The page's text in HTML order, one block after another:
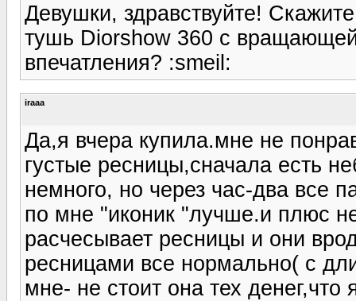
Девушки, здравствуйте!
тушь Diorshow 360 с
впечатления? :smeil:
iraaa
Да,я вчера купила.мне не
густые ресницы,сначала есть
немного, но через час-два все
по мне "иконик "лучше.и плюс
расчесывает ресницы и они
ресницами все нормально( с
мне- не стоит она тех денег,что